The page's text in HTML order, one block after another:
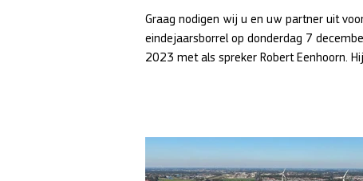
Graag nodigen wij u en uw partner uit
eindejaarsborrel op donderdag 7
2023 met als spreker Robert Eenhoorn. Hij